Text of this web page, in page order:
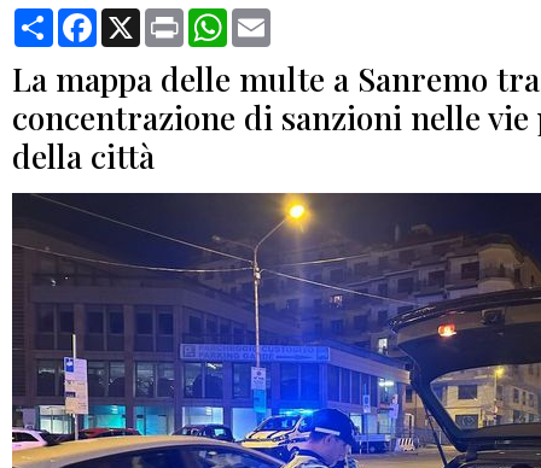
CondividiFacebook
X Print WhatsApp
La mappa delle multe a Sanremo
concentrazione di sanzioni nelle
della città